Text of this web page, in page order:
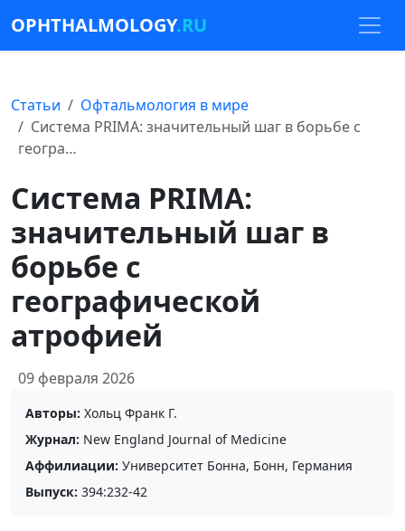
OPHTHALMOLOGY.RU
Статьи
Офтальмология в мире
Система PRIMA: значительный шаг в борьбе с
геогра…
Система PRIMA:
значительный шаг в
борьбе с
географической
атрофией
09 февраля 2026
Авторы: Хольц Франк Г.
Журнал: New England Journal of Medicine
Аффилиации: Университет Бонна, Бонн, Германия
Выпуск: 394:232-42